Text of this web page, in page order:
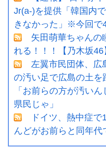
Jr(a-)を提供「韓国内
きなかった」※今回で
矢田萌華ちゃんの
れる！！！【乃木坂46
左翼市民団体、広
の汚い足で広島の土
「お前らの方が汚い
県民じゃ」
ドイツ、熱中症
んどがお前らと同年